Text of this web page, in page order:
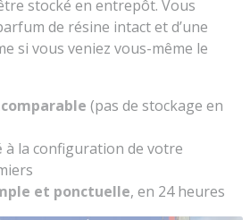
stocké en entrepôt. Vous
de résine intact et d’une
si vous veniez vous-même le
(pas de stockage en
à la configuration de votre
et ponctuelle, en 24 heures